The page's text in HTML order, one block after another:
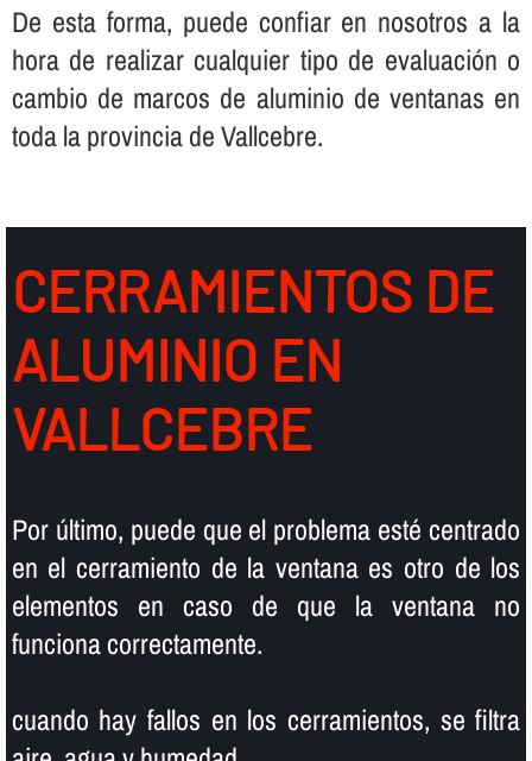
De esta forma, puede confiar en nosotros a la
hora de realizar cualquier tipo de evaluación o
cambio de marcos de aluminio de ventanas en
toda la provincia de Vallcebre.
CERRAMIENTOS DE
ALUMINIO EN
VALLCEBRE
Por último, puede que el problema esté centrado
en el cerramiento de la ventana es otro de los
elementos en caso de que la ventana no
funciona correctamente.
cuando hay fallos en los cerramientos, se filtra